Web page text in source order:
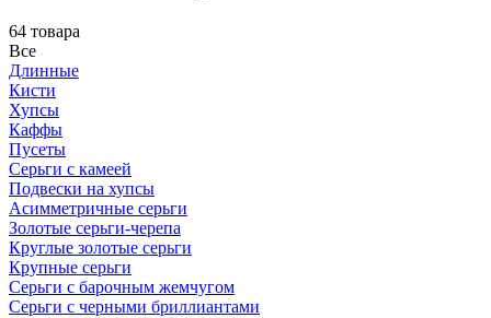
64 товара
Все
Длинные
Кисти
Хупсы
Каффы
Пусеты
Серьги с камеей
Подвески на хупсы
Асимметричные серьги
Золотые серьги-черепа
Круглые золотые серьги
Крупные серьги
Серьги с барочным жемчугом
Серьги с черными бриллиантами